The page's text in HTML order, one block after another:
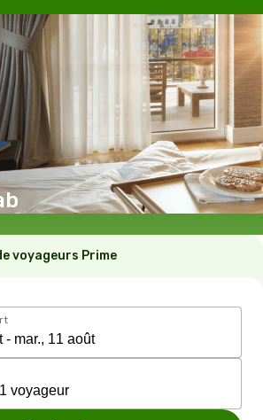
Rab
voyageurs Prime